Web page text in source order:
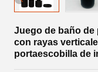
Juego de baño de
con rayas
portaescobilla de